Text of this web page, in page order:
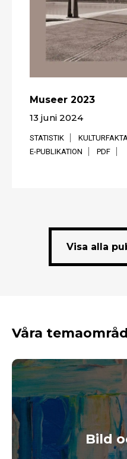
Museer 2023
13 juni 2024
STATISTIK
E-PUBLIKATION
PDF
Visa alla
Våra
Bild